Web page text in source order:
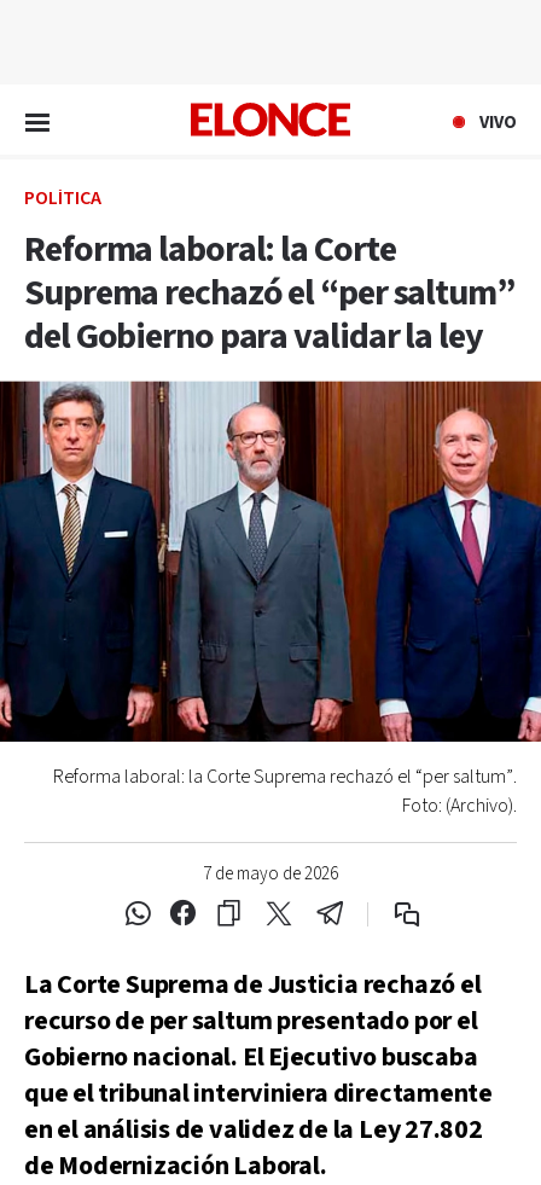
VIVO
POLÍTICA
Reforma laboral: la Corte
Suprema rechazó el “per saltum”
del Gobierno para validar la ley
7 de mayo de 2026
Reforma laboral: la Corte Suprema rechazó el “per saltum”.
Foto: (Archivo).
La Corte Suprema de Justicia rechazó el
recurso de per saltum presentado por el
Gobierno nacional. El Ejecutivo buscaba
que el tribunal interviniera directamente
en el análisis de validez de la Ley 27.802
de Modernización Laboral.